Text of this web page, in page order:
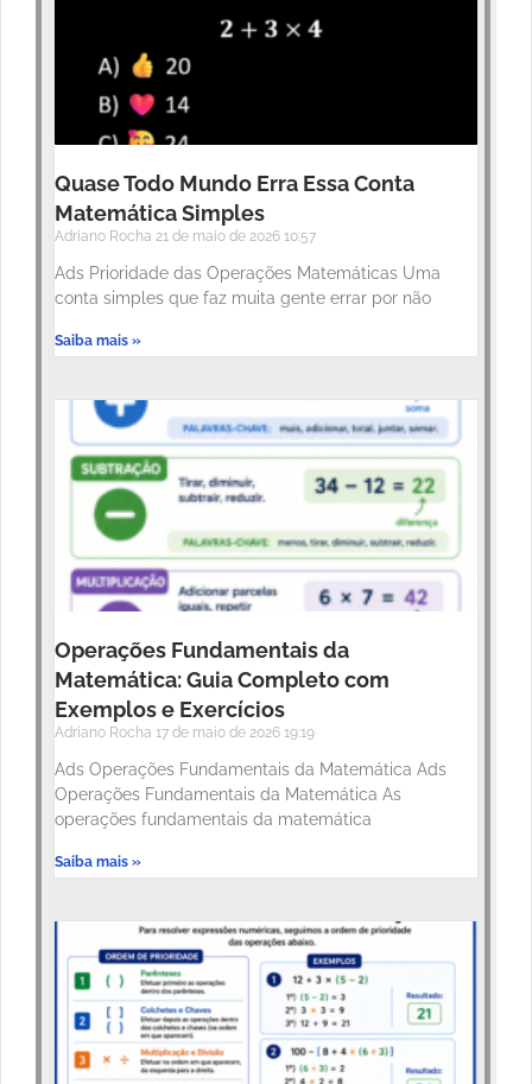
Quase Todo Mundo Erra Essa Conta
Matemática Simples
Adriano Rocha 21 de maio de 2026 10:57
Ads Prioridade das Operações Matemáticas Uma
conta simples que faz muita gente errar por não
Saiba mais »
Operações Fundamentais da
Matemática: Guia Completo com
Exemplos e Exercícios
Adriano Rocha 17 de maio de 2026 19:19
Ads Operações Fundamentais da Matemática Ads
Operações Fundamentais da Matemática As
operações fundamentais da matemática
Saiba mais »